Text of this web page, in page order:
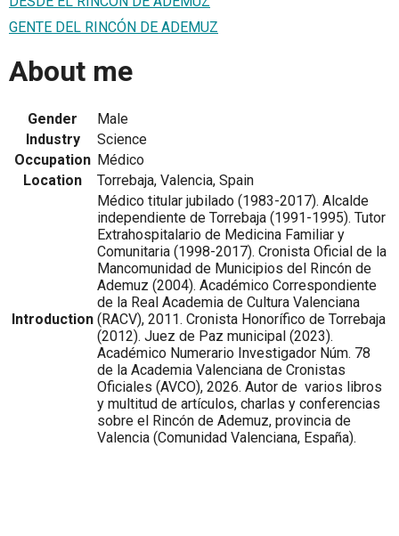
GENTE DEL RINCÓN DE ADEMUZ
About me
Gender
Male
Industry
Science
Occupation Médico
Location
Torrebaja, Valencia, Spain
Introduction
Médico titular jubilado (1983-2017). Alcalde
independiente de Torrebaja (1991-1995). Tutor
Extrahospitalario de Medicina Familiar y
Comunitaria (1998-2017). Cronista Oficial de la
Mancomunidad de Municipios del Rincón de
Ademuz (2004). Académico Correspondiente
de la Real Academia de Cultura Valenciana
(RACV), 2011. Cronista Honorífico de Torrebaja
(2012). Juez de Paz municipal (2023).
Académico Numerario Investigador Núm. 78
de la Academia Valenciana de Cronistas
Oficiales (AVCO), 2026. Autor de varios libros
y multitud de artículos, charlas y conferencias
sobre el Rincón de Ademuz, provincia de
Valencia (Comunidad Valenciana, España).